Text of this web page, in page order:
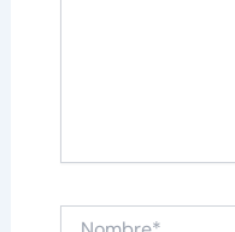
Nombre*